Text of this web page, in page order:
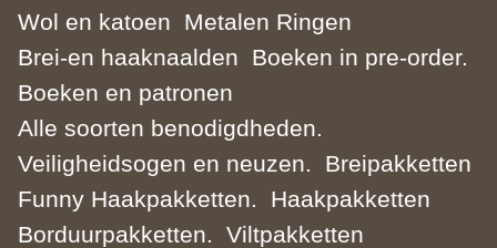
Wol en katoen
Metalen Ringen
Brei-en haaknaalden
Boeken in pre-order.
Boeken en patronen
Alle soorten benodigdheden.
Veiligheidsogen en neuzen.
Breipakketten
Funny Haakpakketten.
Haakpakketten
Borduurpakketten.
Viltpakketten